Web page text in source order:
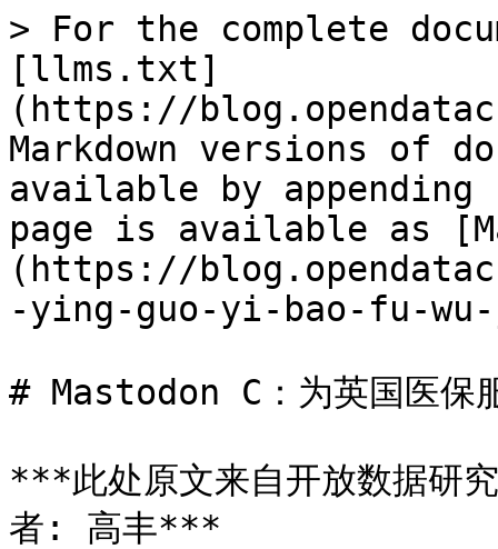
> For the complete
[llms.txt]
(https://
Markdown versions of
available by
page is available as
(https://
-ying-guo-yi-bao-fu-
# Mastodon C：为英国医保
***此处原文来自开放数据研
者: 高丰***